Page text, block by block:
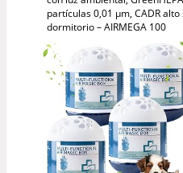
partículas 0,01 µm, CADR
dormitorio – AIRMEGA 100